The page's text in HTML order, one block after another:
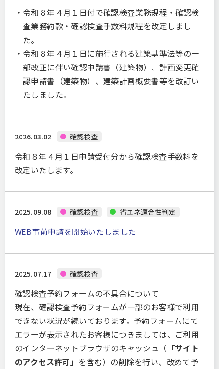
省エネ適合性判定
BELS評価
認定に係る技術的審査
低炭素建築物技術的審査
住宅性能評価
住宅性能評価
住宅瑕疵担保責任保険
住宅性能証明
評価・評定・試験／耐震評定
大臣認定に係る性能評価
耐震評定
構造計算適合性判定
令和８年４月１日付で確認検査業務規程・確認検
査業務約款・確認検査手数料規程を改定しまし
た。
令和８年４月１日に施行される建築基準法等の一
部改正に伴い確認申請書（建築物）、計画変更確
認申請書（建築物）、建築計画概要書等を改訂い
たしました。
2026.03.02 確認検査
令和８年４月１日申請受付分から確認検査手数料を
改定いたします。
2025.09.08 確認検査 省エネ適合性判定
WEB事前申請を開始いたしました
2025.07.17 確認検査
確認検査予約フォームの不具合について
現在、確認検査予約フォームが一部のお客様で利用
できない状況が続いております。予約フォームにて
エラーが表示されたお客様につきましては、ご利用
のインターネットブラウザのキャッシュ（「サイト
のアクセス許可 」を含む）の削除を行い、改めて予